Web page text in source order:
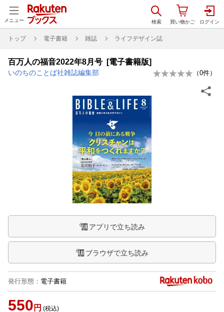
メニュー
トップ 電子書籍 雑誌 ライフデザイン誌
百万人の福音2022年8月号 [電子書籍版]
いのちのことば社雑誌編集部 （0件）
アプリで立ち読み
ブラウザで立ち読み
発行形態 ： 電子書籍
550 円 (税込)